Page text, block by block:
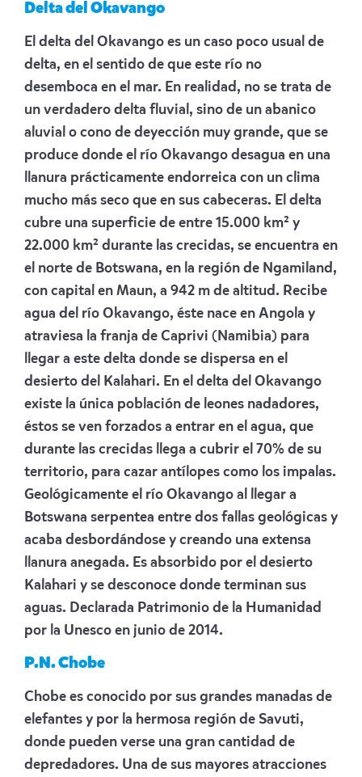
Delta del Okavango
El delta del Okavango es un caso poco usual de
delta, en el sentido de que este río no
desemboca en el mar. En realidad, no se trata de
un verdadero delta fluvial, sino de un abanico
aluvial o cono de deyección muy grande, que se
produce donde el río Okavango desagua en una
llanura prácticamente endorreica con un clima
mucho más seco que en sus cabeceras. El delta
cubre una superficie de entre 15.000 km² y
22.000 km² durante las crecidas, se encuentra en
el norte de Botswana, en la región de Ngamiland,
con capital en Maun, a 942 m de altitud. Recibe
agua del río Okavango, éste nace en Angola y
atraviesa la franja de Caprivi (Namibia) para
llegar a este delta donde se dispersa en el
desierto del Kalahari. En el delta del Okavango
existe la única población de leones nadadores,
éstos se ven forzados a entrar en el agua, que
durante las crecidas llega a cubrir el 70% de su
territorio, para cazar antílopes como los impalas.
Geológicamente el río Okavango al llegar a
Botswana serpentea entre dos fallas geológicas y
acaba desbordándose y creando una extensa
llanura anegada. Es absorbido por el desierto
Kalahari y se desconoce donde terminan sus
aguas. Declarada Patrimonio de la Humanidad
por la Unesco en junio de 2014.
P.N. Chobe
Chobe es conocido por sus grandes manadas de
elefantes y por la hermosa región de Savuti,
donde pueden verse una gran cantidad de
depredadores. Una de sus mayores atracciones